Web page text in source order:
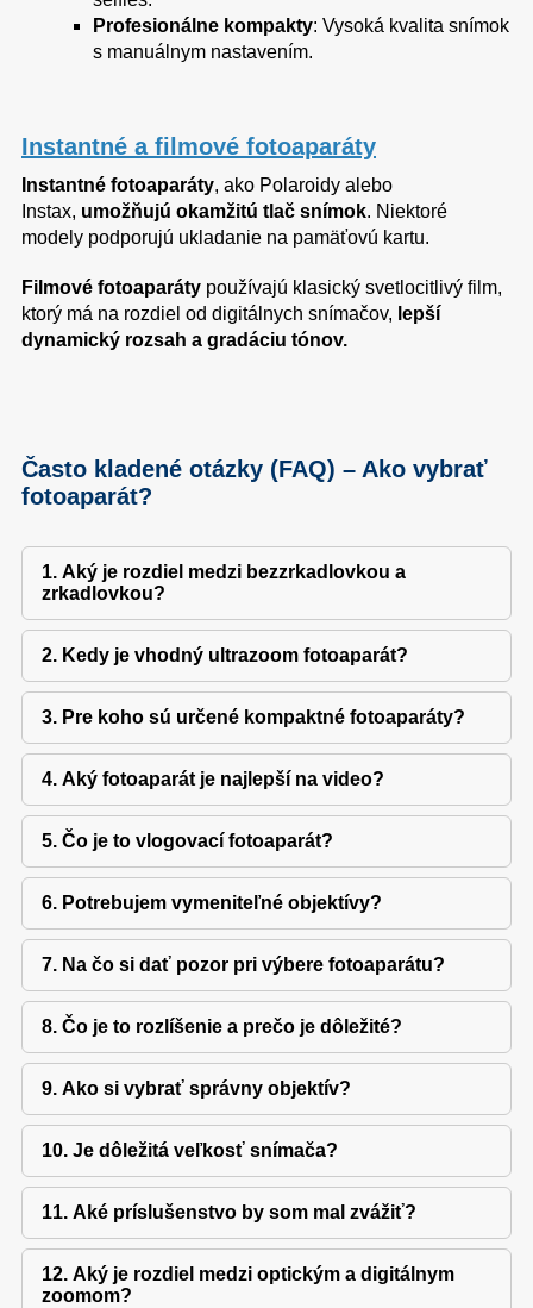
Profesionálne kompakty: Vysoká kvalita snímok
s manuálnym nastavením.
Instantné a filmové fotoaparáty
Instantné fotoaparáty, ako Polaroidy alebo
Instax, umožňujú okamžitú tlač snímok. Niektoré
modely podporujú ukladanie na pamäťovú kartu.
Filmové fotoaparáty používajú klasický svetlocitlivý film,
ktorý má na rozdiel od digitálnych snímačov, lepší
dynamický rozsah a gradáciu tónov.
Často kladené otázky (FAQ) – Ako vybrať
fotoaparát?
1. Aký je rozdiel medzi bezzrkadlovkou a
zrkadlovkou?
2. Kedy je vhodný ultrazoom fotoaparát?
3. Pre koho sú určené kompaktné fotoaparáty?
4. Aký fotoaparát je najlepší na video?
5. Čo je to vlogovací fotoaparát?
6. Potrebujem vymeniteľné objektívy?
7. Na čo si dať pozor pri výbere fotoaparátu?
8. Čo je to rozlíšenie a prečo je dôležité?
9. Ako si vybrať správny objektív?
10. Je dôležitá veľkosť snímača?
11. Aké príslušenstvo by som mal zvážiť?
12. Aký je rozdiel medzi optickým a digitálnym
zoomom?